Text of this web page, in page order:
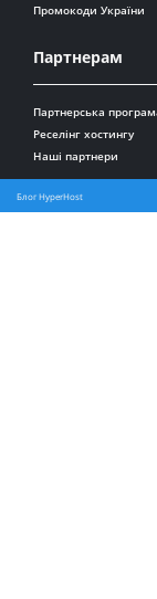
Промокоди України
Партнерам
Партнерська
Реселінг хостингу
Наші партнери
Блог HyperHost